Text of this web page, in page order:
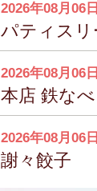
2026年08月06日
パティス
2026年08月06日
本店 鉄なべ
2026年08月06日
謝々餃子